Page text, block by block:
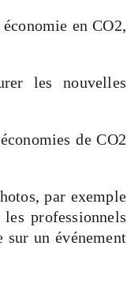
en CO2,
les nouvelles
de CO2
par exemple
professionnels
sur un événement